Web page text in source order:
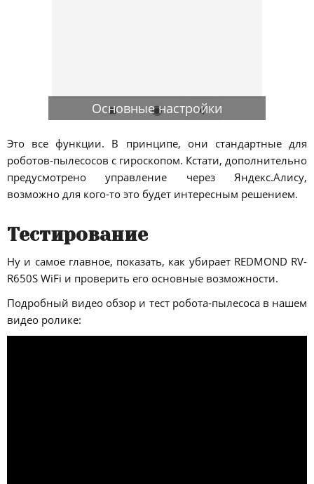
Основные настройки
Это все функции. В принципе, они стандартные для
роботов-пылесосов с гироскопом. Кстати, дополнительно
предусмотрено управление через Яндекс.Алису,
возможно для кого-то это будет интересным решением.
Тестирование
Ну и самое главное, показать, как убирает REDMOND RV-
R650S WiFi и проверить его основные возможности.
Подробный видео обзор и тест робота-пылесоса в нашем
видео ролике: